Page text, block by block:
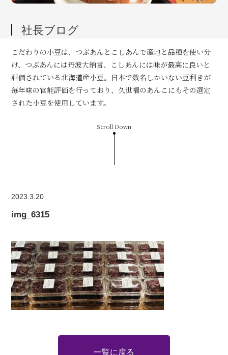
社長ブログ
こだわりの小豆は、つぶあんとこしあんで産地と品種を使い分
け、つぶあんには丹波大納言、こしあんには味が最高に良いと
評価されている北海道産小豆。日本で数名しかいない豆利きが
毎年味の官能評価を行っており、久世福のあんこにもその選定
された小豆を使用しています。
Scroll Down
2023.3.20
img_6315
一覧に戻る